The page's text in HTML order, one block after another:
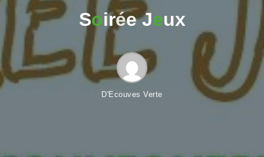
Soirée Jeux
D'Ecouves Verte